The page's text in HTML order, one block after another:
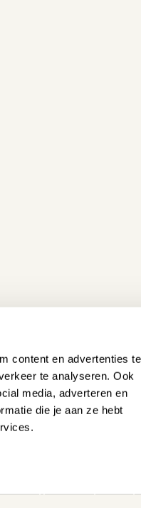
content en advertenties te
te analyseren. Ook
media, adverteren en
die je aan ze hebt
zelf onze